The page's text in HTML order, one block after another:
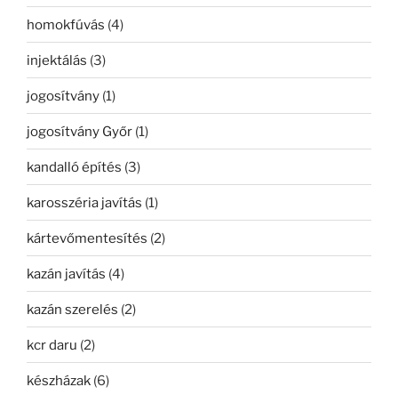
homokfúvás (4)
injektálás (3)
jogosítvány (1)
jogosítvány Győr (1)
kandalló építés (3)
karosszéria javítás (1)
kártevőmentesítés (2)
kazán javítás (4)
kazán szerelés (2)
kcr daru (2)
készházak (6)